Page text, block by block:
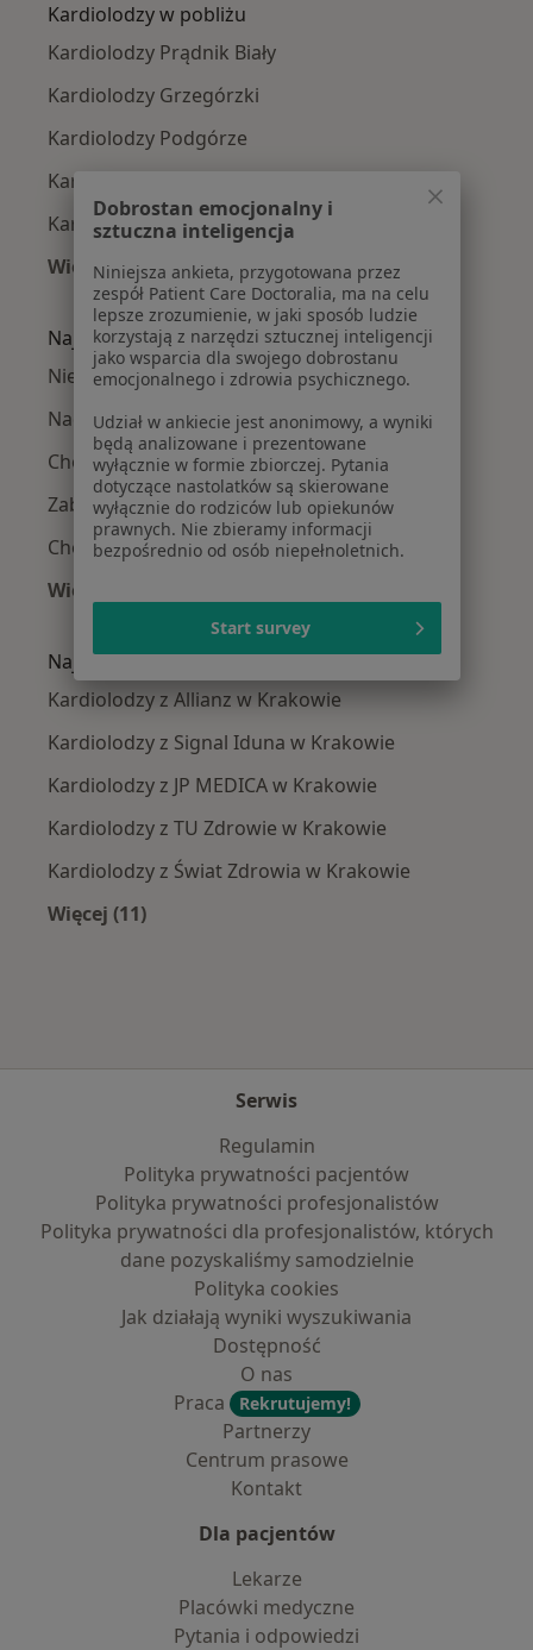
Kardiolodzy w pobliżu
Kardiolodzy Prądnik Biały
Kardiolodzy Grzegórzki
Kardiolodzy Podgórze
Kardiolodzy Krowodrza
Kardiolodzy Stare Miasto
Więcej (13)
Więcej w kategorii: Kardiolodzy w pobliżu
Najczęście leczone choroby
Niewydolność serca w Krakowie
Nadciśnienie tętnicze w Krakowie
Choroba niedokrwienna serca w Krakowie
Zaburzenia rytmu serca w Krakowie
Choroba wieńcowa w Krakowie
Więcej (15)
Więcej w kategorii: Najczęście leczone
Najpopularniejsze ubezpieczenia
Kardiolodzy z Allianz w Krakowie
Kardiolodzy z Signal Iduna w Krakowie
Kardiolodzy z JP MEDICA w Krakowie
Kardiolodzy z TU Zdrowie w Krakowie
Kardiolodzy z Świat Zdrowia w Krakowie
Więcej (11)
Serwis
Regulamin
Polityka prywatności pacjentów
Polityka prywatności profesjonalistów
Polityka prywatności dla profesjonalistów, których
dane pozyskaliśmy samodzielnie
Polityka cookies
Jak działają wyniki wyszukiwania
Dostępność
O nas
Praca
Rekrutujemy!
Partnerzy
Centrum prasowe
Kontakt
Dla pacjentów
Lekarze
Placówki medyczne
Pytania i odpowiedzi
Dobrostan emocjonalny i
sztuczna inteligencja
Niniejsza ankieta, przygotowana przez
zespół Patient Care Doctoralia, ma na celu
lepsze zrozumienie, w jaki sposób ludzie
korzystają z narzędzi sztucznej inteligencji
jako wsparcia dla swojego dobrostanu
emocjonalnego i zdrowia psychicznego.
Udział w ankiecie jest anonimowy, a wyniki
będą analizowane i prezentowane
wyłącznie w formie zbiorczej. Pytania
dotyczące nastolatków są skierowane
wyłącznie do rodziców lub opiekunów
prawnych. Nie zbieramy informacji
bezpośrednio od osób niepełnoletnich.
Start survey